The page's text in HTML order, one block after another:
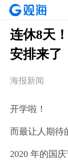
连休8天
安排来了
海报新闻
开学啦！
而最让人期待
2020 年的国